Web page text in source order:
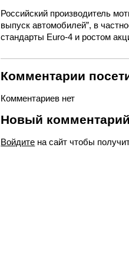
Российский производитель
выпуск автомобилей”, в
стандарты Euro-4 и ростом
Комментарии
Комментариев нет
Новый
Войдите на сайт чтобы